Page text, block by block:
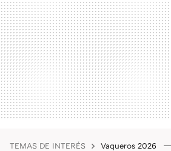
TEMAS DE INTERÉS Vaqueros 2026